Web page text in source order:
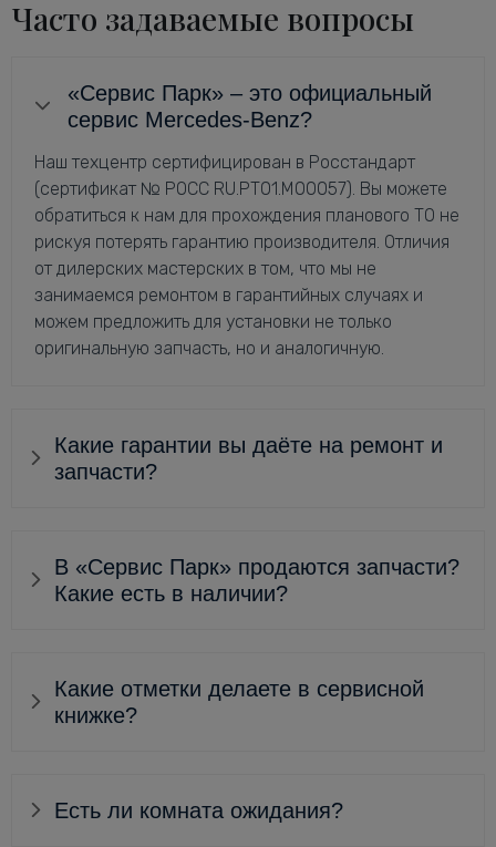
Часто задаваемые вопросы
«Сервис Парк» – это официальный
сервис Mercedes-Benz?
Наш техцентр сертифицирован в Росстандарт
(сертификат № РОСС RU.РТ01.М00057). Вы можете
обратиться к нам для прохождения планового ТО не
рискуя потерять гарантию производителя. Отличия
от дилерских мастерских в том, что мы не
занимаемся ремонтом в гарантийных случаях и
можем предложить для установки не только
оригинальную запчасть, но и аналогичную.
Какие гарантии вы даёте на ремонт и
запчасти?
В «Сервис Парк» продаются запчасти?
Какие есть в наличии?
Какие отметки делаете в сервисной
книжке?
Есть ли комната ожидания?